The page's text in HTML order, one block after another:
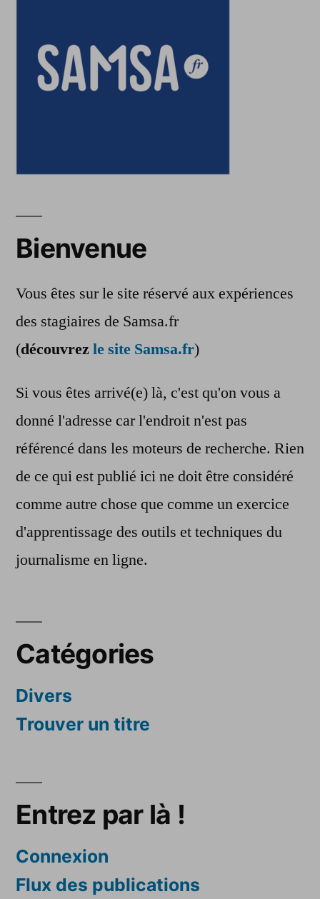
Bienvenue
Vous êtes sur le site réservé aux expériences
des stagiaires de Samsa.fr
(découvrezle site Samsa.fr)
Si vous êtes arrivé(e) là, c'est qu'on vous a
donné l'adresse car l'endroit n'est pas
référencé dans les moteurs de recherche. Rien
de ce qui est publié ici ne doit être considéré
comme autre chose que comme un exercice
d'apprentissage des outils et techniques du
journalisme en ligne.
Catégories
Divers
Trouver un titre
Entrez par là !
Connexion
Flux des publications